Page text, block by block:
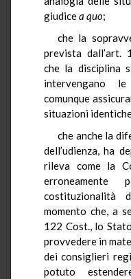
giudicea quo;
che la
prevista dall’art.
che la disciplina
intervengano
comunque
situazioni
che anche la
dell’udienza, ha
rileva come la
costituzionalità
momento che, a
122 Cost., lo
provvedere in
dei consiglieri
potuto